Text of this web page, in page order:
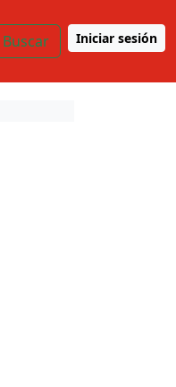
Buscar Iniciar sesión